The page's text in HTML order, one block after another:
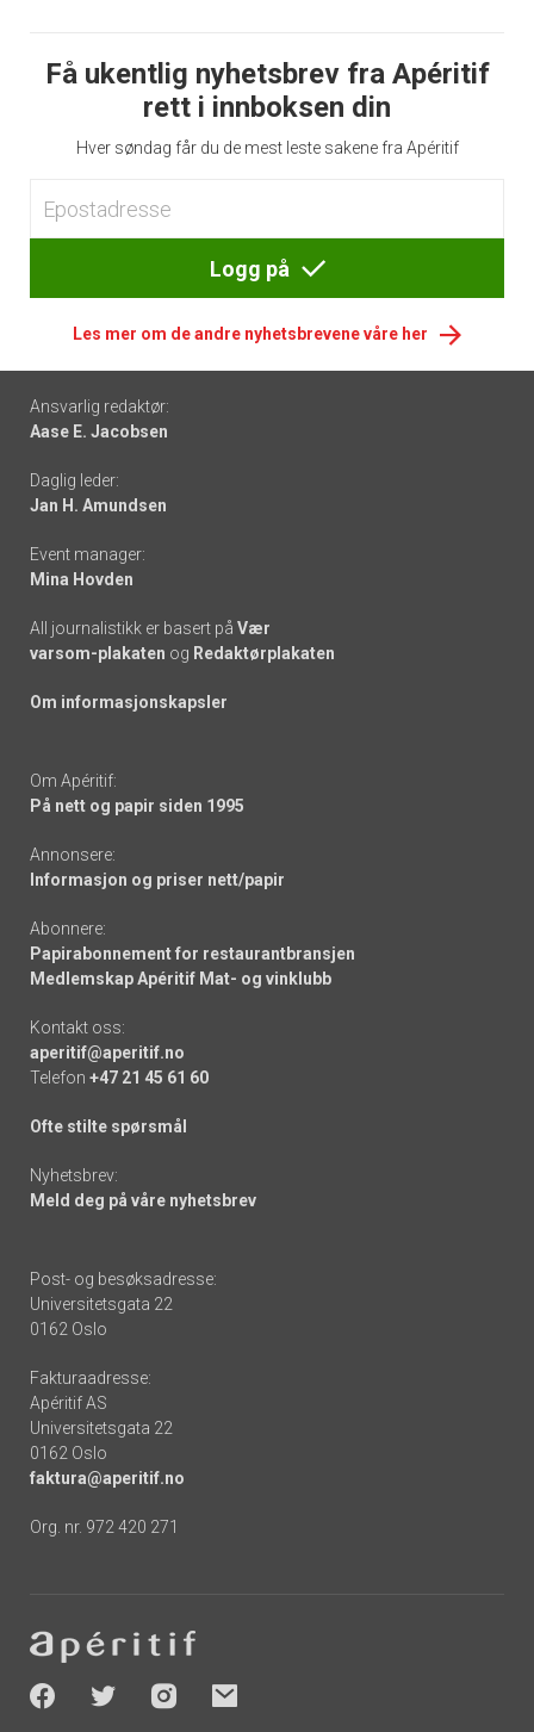
Få ukentlig nyhetsbrev fra Apéritif
rett i innboksen din
Hver søndag får du de mest leste sakene fra Apéritif
Logg på
Les mer om de andre nyhetsbrevene våre her
Footer
-
links
Ansvarlig redaktør:
Aase E. Jacobsen
Daglig leder:
Jan H. Amundsen
Event manager:
Mina Hovden
All journalistikk er basert på Vær
varsom-plakaten og Redaktørplakaten
Om informasjonskapsler
Om Apéritif:
På nett og papir siden 1995
Annonsere:
Informasjon og priser nett/papir
Abonnere:
Papirabonnement for restaurantbransjen
Medlemskap Apéritif Mat- og vinklubb
Kontakt oss:
aperitif@aperitif.no
Telefon +47 21 45 61 60
Ofte stilte spørsmål
Nyhetsbrev:
Meld deg på våre nyhetsbrev
Post- og besøksadresse:
Universitetsgata 22
0162 Oslo
Fakturaadresse:
Apéritif AS
Universitetsgata 22
0162 Oslo
faktura@aperitif.no
Org. nr. 972 420 271
-
socials